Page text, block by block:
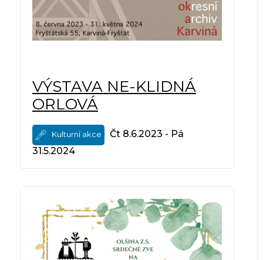
VÝSTAVA NE-KLIDNÁ
ORLOVÁ
Kulturní akce
Čt 8.6.2023 - Pá
31.5.2024